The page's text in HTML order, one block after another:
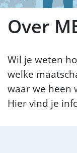
Over
Wil je weten
welke
waar we heen
Hier vind je